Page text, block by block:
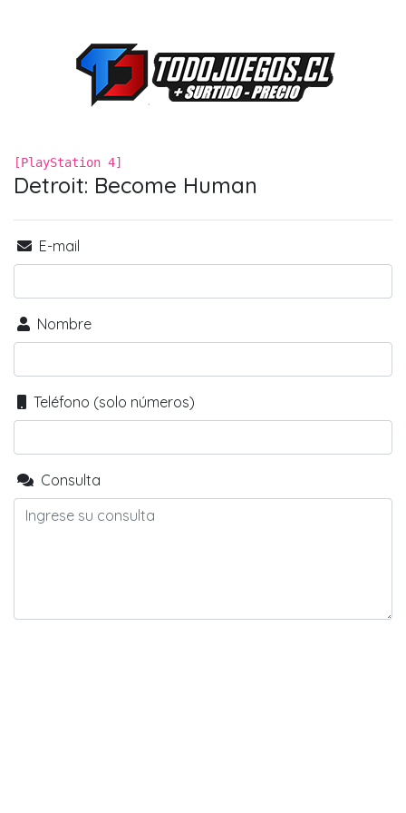
[PlayStation 4]
Detroit: Become Human
E-mail
Nombre
Teléfono (solo números)
Consulta